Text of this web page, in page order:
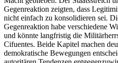
Gegenreaktion zeigten, dass
nicht einfach zu konsolidieren sei.
Gegenreaktion habe verschiedene
und könnte langfristig die
Cifuentes. Beide Kapitel machen
demokratische Bewegungen